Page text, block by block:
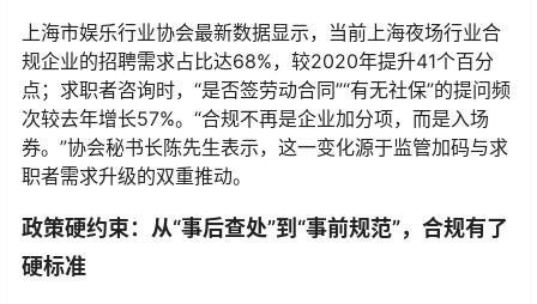
上海市娱乐行业协会最新数据显示，当前上海夜场行业合
规企业的招聘需求占比达68%，较2020年提升41个百分
点；求职者咨询时，“是否签劳动合同”“有无社保”的提问频
次较去年增长57%。“合规不再是企业加分项，而是入场
券。”协会秘书长陈先生表示，这一变化源于监管加码与求
职者需求升级的双重推动。
政策硬约束：从“事后查处”到“事前规范”，合规有了
硬标准